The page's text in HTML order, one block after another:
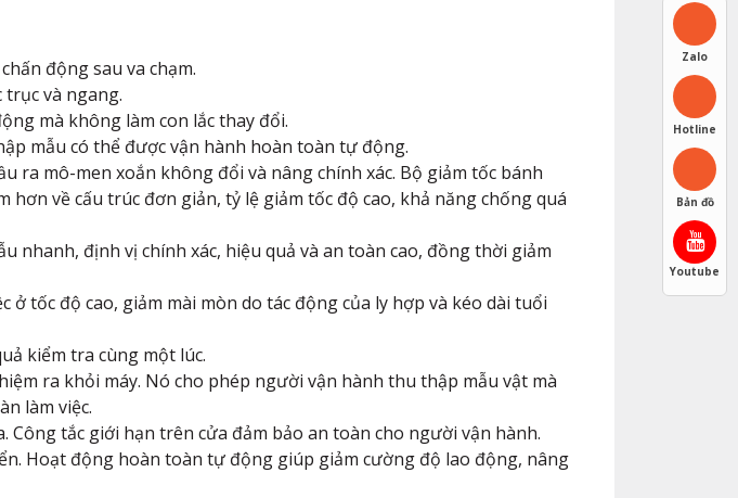
động sau va chạm.
trục và ngang.
mà không làm con lắc thay đổi.
mẫu có thể được vận hành hoàn toàn tự động.
ra mô-men xoắn không đổi và nâng chính xác. Bộ giảm tốc bánh
về cấu trúc đơn giản, tỷ lệ giảm tốc độ cao, khả năng chống quá
nhanh, định vị chính xác, hiệu quả và an toàn cao, đồng thời giảm
tốc độ cao, giảm mài mòn do tác động của ly hợp và kéo dài tuổi
kiểm tra cùng một lúc.
ra khỏi máy. Nó cho phép người vận hành thu thập mẫu vật mà
làm việc.
tắc giới hạn trên cửa đảm bảo an toàn cho người vận hành.
Hoạt động hoàn toàn tự động giúp giảm cường độ lao động, nâng
Zalo
Hotline
Bản đồ
Youtube